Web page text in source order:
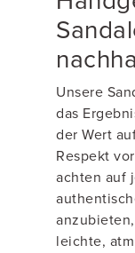
Unsere
das
der Wert
Respekt
achten auf
leichte,